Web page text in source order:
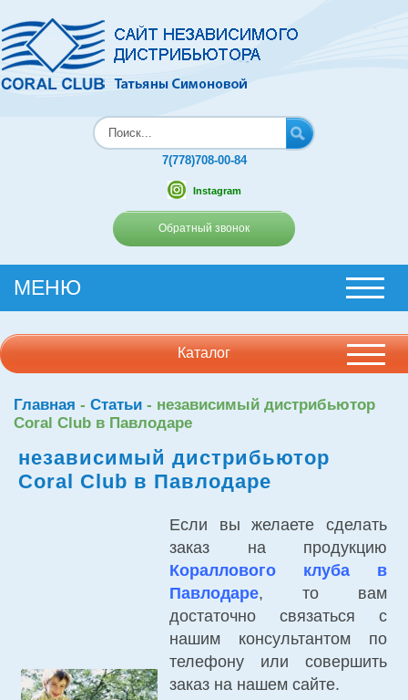
7(778)708-00-84
Instagram
Обратный звонок
МЕНЮ
Каталог
Главная - Статьи - независимый дистрибьютор
Coral Club в Павлодаре
независимый дистрибьютор
Coral Club в Павлодаре
Если вы желаете сделать
заказ на продукцию
Кораллового клуба в
Павлодаре, то вам
достаточно связаться с
нашим консультантом по
телефону или совершить
заказ на нашем сайте.